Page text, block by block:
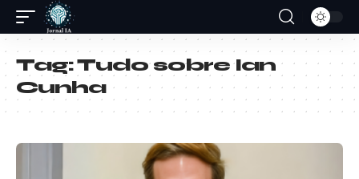
Tag:Tudo sobre Ian
Cunha